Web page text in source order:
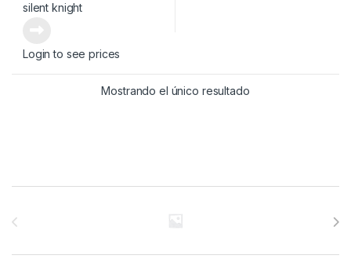
silent knight
Login to see prices
Mostrando el único resultado